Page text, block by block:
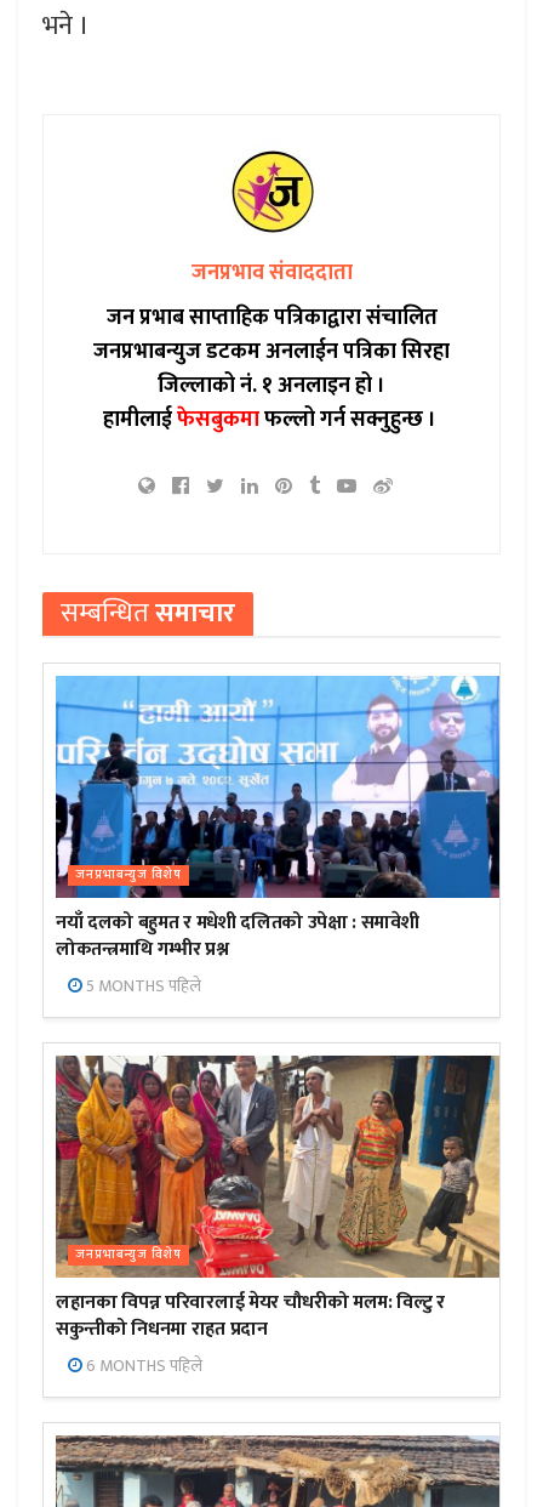
भने ।
जनप्रभाव संवाददाता
जन प्रभाब साप्ताहिक पत्रिकाद्वारा संचालित
जनप्रभाबन्युज डटकम अनलाईन पत्रिका सिरहा
जिल्लाको नं. १ अनलाइन हो ।
हामीलाईफेसबुकमाफल्लो गर्न सक्नुहुन्छ ।
सम्बन्धितसमाचार
जनप्रभाबन्युज विशेष
नयाँ दलको बहुमत र मधेशी दलितको उपेक्षा : समावेशी
लोकतन्त्रमाथि गम्भीर प्रश्न
5 MONTHS पहिले
जनप्रभाबन्युज विशेष
लहानका विपन्न परिवारलाई मेयर चौधरीको मलम: विल्टु र
सकुन्तीको निधनमा राहत प्रदान
6 MONTHS पहिले